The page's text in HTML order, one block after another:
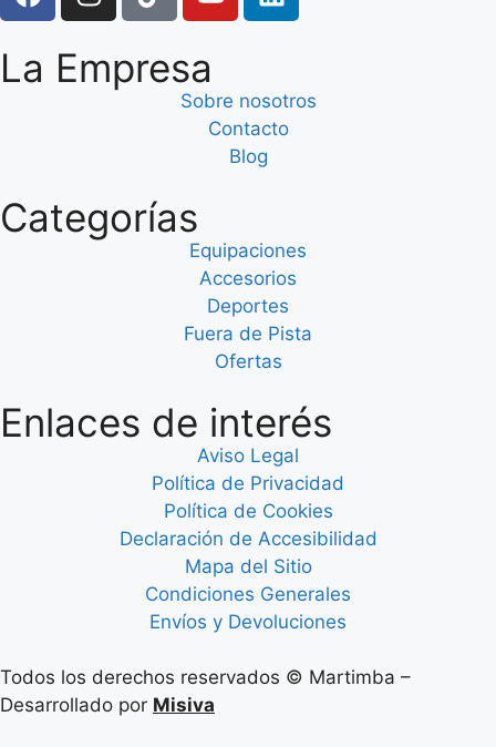
La Empresa
Sobre nosotros
Contacto
Blog
Categorías
Equipaciones
Accesorios
Deportes
Fuera de Pista
Ofertas
Enlaces de interés
Aviso Legal
Política de Privacidad
Política de Cookies
Declaración de Accesibilidad
Mapa del Sitio
Condiciones Generales
Envíos y Devoluciones
Todos los derechos reservados © Martimba –
Desarrollado por Misiva